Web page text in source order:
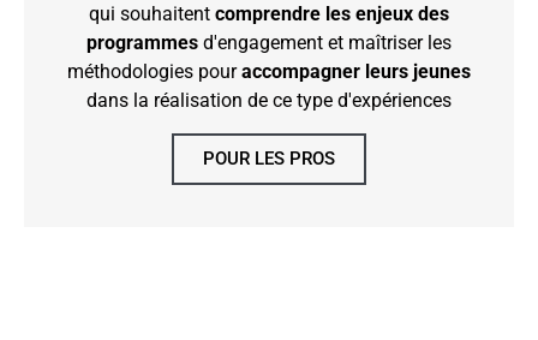
qui souhaitent comprendre les enjeux des
programmes d'engagement et maîtriser les
méthodologies pouraccompagner leurs jeunes
dans la réalisation de ce type d'expériences
POUR LES PROS